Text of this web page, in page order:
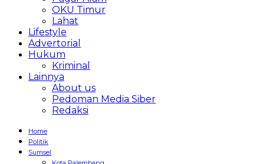
OKU Timur
Lahat
Lifestyle
Advertorial
Hukum
Kriminal
Lainnya
About us
Pedoman Media Siber
Redaksi
Home
Politik
Sumsel